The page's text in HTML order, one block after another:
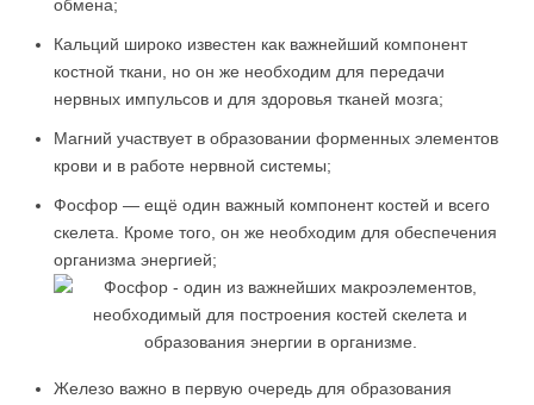
обмена;
Кальций широко известен как важнейший компонент
костной ткани, но он же необходим для передачи
нервных импульсов и для здоровья тканей мозга;
Магний участвует в образовании форменных элементов
крови и в работе нервной системы;
Фосфор — ещё один важный компонент костей и всего
скелета. Кроме того, он же необходим для обеспечения
организма энергией;
Железо важно в первую очередь для образования